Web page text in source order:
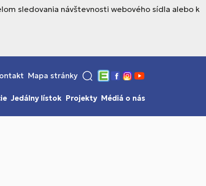
sledovania návštevnosti webového sídla alebo k
Mapa stránky
Edupage
Facebook
Instagram
YouTube
Jedálny lístok Projekty Médiá o nás